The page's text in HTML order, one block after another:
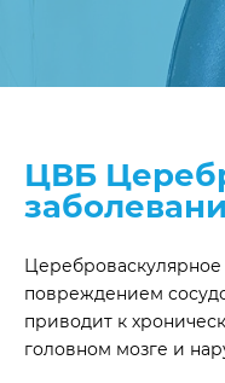
ЦВБ
Цереброваскулярное
повреждением
приводит к
головном мозге и